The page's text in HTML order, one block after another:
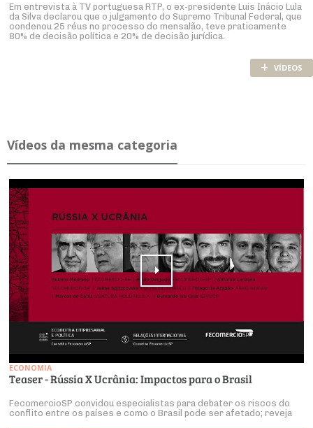
Em entrevista à TV portuguesa RTP, o ex-presidente Luis Inácio Lula
da Silva declarou que o julgamento do Supremo Tribunal Federal, que
condenou 25 réus no processo do mensalão, teve praticamente
80% de decisão política e 20% de decisão jurídica.
+ VÍDEOS
Ví­deos da mesma ca­te­goria
ECONOMIA
Teaser - Rússia X Ucrânia: Impactos para o Brasil
FecomercioSP convidou especialistas para debater os riscos do
conflito entre os países e como o Brasil pode ser afetado; reveja